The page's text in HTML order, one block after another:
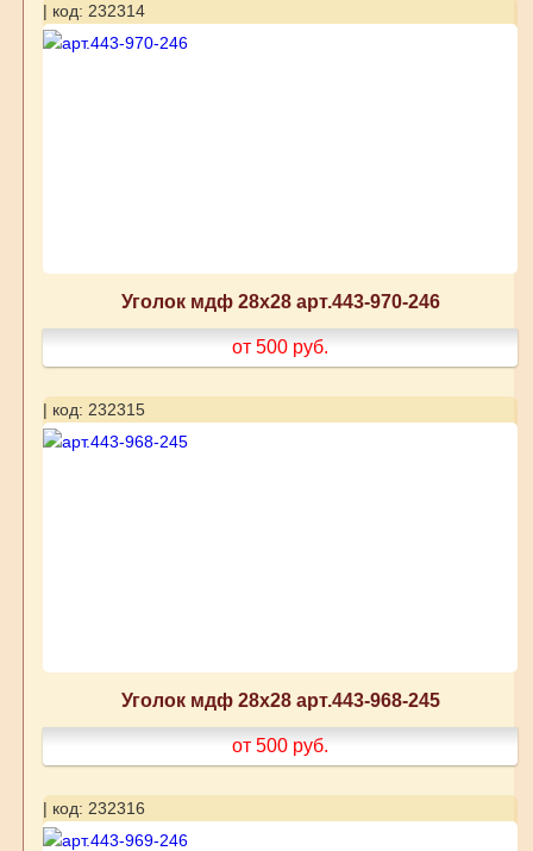
| код: 232314
Уголок мдф 28х28 арт.443-970-246
от 500 руб.
| код: 232315
Уголок мдф 28х28 арт.443-968-245
от 500 руб.
| код: 232316